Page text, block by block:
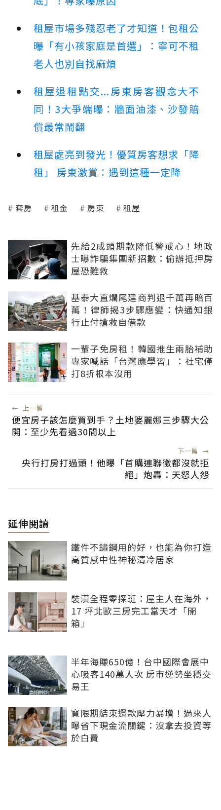
租屋市場多殘忍老了才知道！包租公
曝「有小孩家庭是首選」：寧可不租
老人也別自找麻煩
租屋退租點交...房東房客觀念大不
同！3大爭端曝：牆面油漆、沙發賠
償最常鬧翻
租屋處亮到發光！優質房客想求「降
租」 房東激賞：遇到這種一定降
套房 租金 房東 租屋
先給2成頭期款降低警戒心！地政
士曝詐騙集團新招數：偷辦抵押房
屋恐難救
基泰大直爛尾建商判退千萬再賠百
萬！律師揭3步驟應變：快通知銀
行止付搶救自備款
一輩子免房租！韓國推生兩胎補助
專家喊話「台灣應學習」：社宅僅
打8折根本沒用
← 上一篇
便宜房子該怎麼買到手？土地婆麗娜三步驟大公
開：至少先看過30間以上
下一篇 →
央行打房打過頭！他曝「首購連聯徵都沒就拒
絕」炮轟：天怒人怨
延伸閱讀
鐵件不鏽鋼用的好，也能為你打造
高質感中性神秘清冷居家
裝潢全程零探班：屋主人在海外，
17 坪北歐三房完工當天才「開
箱」
半年海賺650億！台中國際會展中
心吸客140萬人次 房市逆勢坐穩交
易王
寬限期結束還款壓力暴增！過來人
曝省下現金流關鍵：沒拿去投資等
於白費